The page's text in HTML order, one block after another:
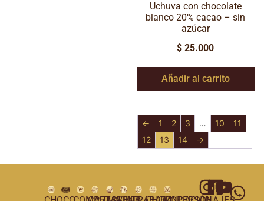
Uchuva con chocolate
blanco 20% cacao – sin
azúcar
$ 25.000
Añadir al carrito
← 1 2 3 … 10
11
12
13 14 →